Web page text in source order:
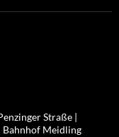
Straße |
Bahnhof Meidling